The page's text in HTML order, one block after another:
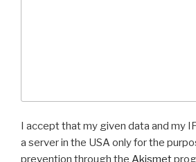
I accept that my given data and my
a server in the USA only for the
prevention through the Akismet